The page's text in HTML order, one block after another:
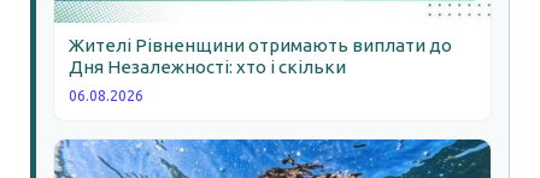
Жителі Рівненщини отримають виплати до
Дня Незалежності: хто і скільки
06.08.2026